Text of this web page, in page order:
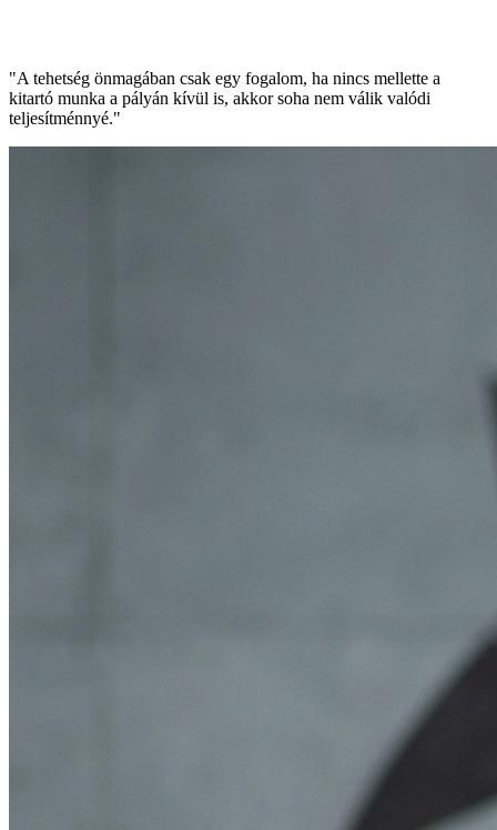
"A tehetség önmagában csak egy fogalom, ha nincs mellette a
kitartó munka a pályán kívül is, akkor soha nem válik valódi
teljesítménnyé."